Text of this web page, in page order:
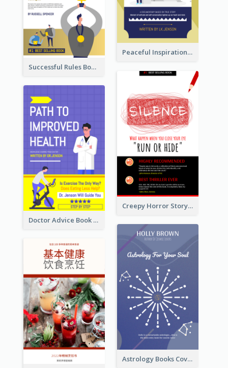
Peaceful Inspirational Camping Book Cover
Successful Rules Book Cover Design
Creepy Horror Story Book Cover Design
Doctor Advice Book Cover Design
Astrology Books Cover Design